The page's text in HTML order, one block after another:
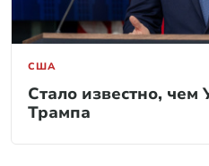
США
Стало известно, чем
Трампа